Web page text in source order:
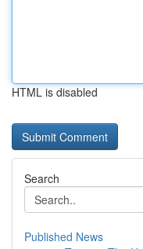
HTML is disabled
Search
Published News